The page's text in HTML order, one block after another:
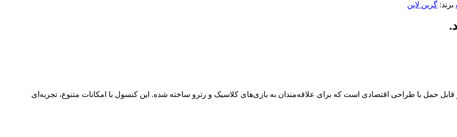
برند: گرین لاین
حمل با طراحی اقتصادی است که برای علاقه‌مندان به بازی‌های کلاسیک و رترو ساخته شده. این کنسول با امکانات متنوع، تجربه‌ای